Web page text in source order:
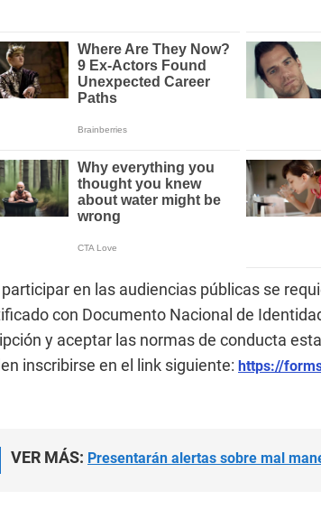
en las audiencias públicas se
con Documento Nacional de
y aceptar las normas de conducta
inscribirse en el link siguiente: https://
VER MÁS: Presentarán alertas sobre mal